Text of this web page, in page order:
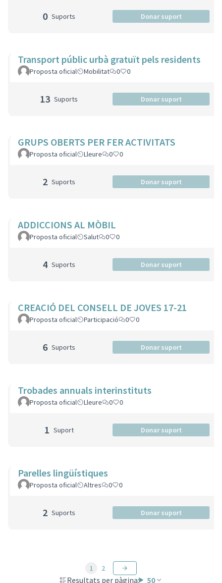
0 Suports Donar suport
Transport públic urbà gratuït pels residents
Proposta oficial Mobilitat 0 0
13 Suports Donar suport
GRUPS OBERTS PER FER ACTIVITATS
Proposta oficial Lleure 0 0
2 Suports Donar suport
ADDICCIONS AL MÒBIL
Proposta oficial Salut 0 0
4 Suports Donar suport
CREACIÓ DEL CONSELL DE JOVES 17-21
Proposta oficial Participació 0 0
6 Suports Donar suport
Trobades annuals interinstituts
Proposta oficial Lleure 0 0
1 Suport Donar suport
Parelles lingüístiques
Proposta oficial Altres 0 0
2 Suports Donar suport
Resultats per pàgina: 50
1 2